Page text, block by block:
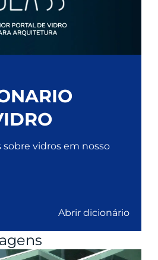
sobre vidros em nosso
Abrir dicionário